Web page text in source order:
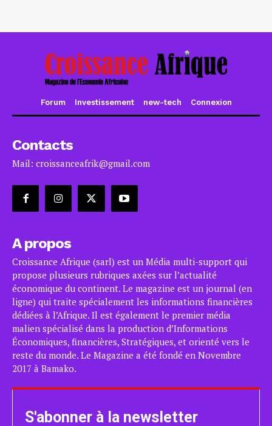
Forum Investissement new-tech Connexion
Contacts
Mail: croissanceafrik@gmail.com
A propos
Croissance Afrique (sarl) est un Média multi-support qui
propose plusieurs rubriques axées sur l’actualité
économique du continent. Le magazine est un journal (en
ligne) qui traite spécialement les informations financières
dédiées à l’Afrique. Il est également le premier média
malien spécialisé dans la production d’Informations
Économiques, financières, Stratégiques, et orienté vers le
reste du monde. Le Magazine a été fondé en Novembre
2017 à Bamako.
S'abonner à la newsletter